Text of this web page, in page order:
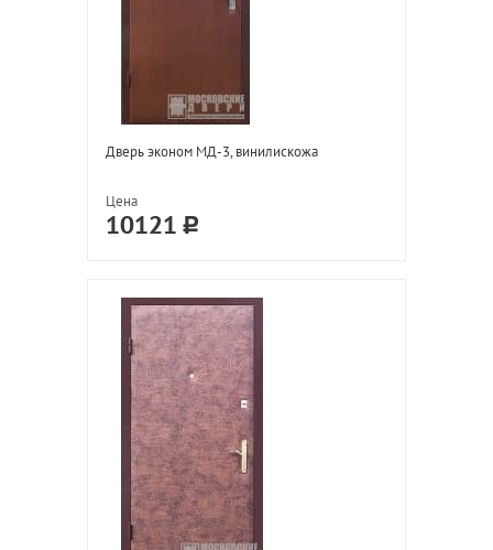
Дверь эконом МД-3, винилискожа
Цена
10121